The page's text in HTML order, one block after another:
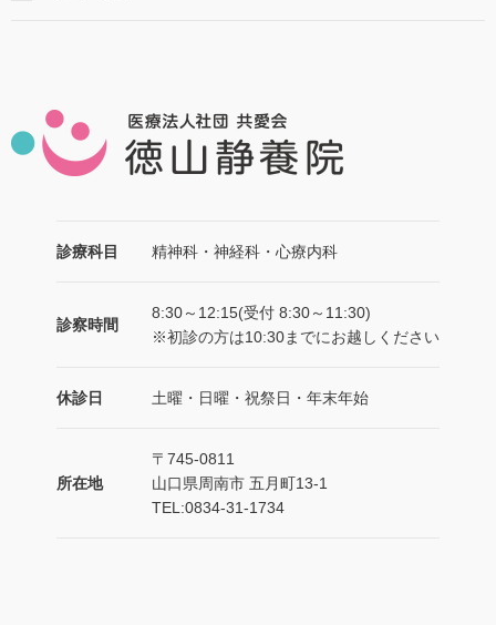
診療科目 精神科・神経科・心療内科
診察時間
8:30～12:15(受付 8:30～11:30)
※初診の方は10:30までにお越しください
休診日 土曜・日曜・祝祭日・年末年始
所在地
〒745-0811
山口県周南市 五月町13-1
TEL:0834-31-1734